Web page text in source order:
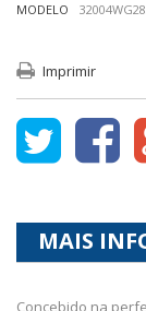
MODELO
Imprimir
MAIS
Concebido na